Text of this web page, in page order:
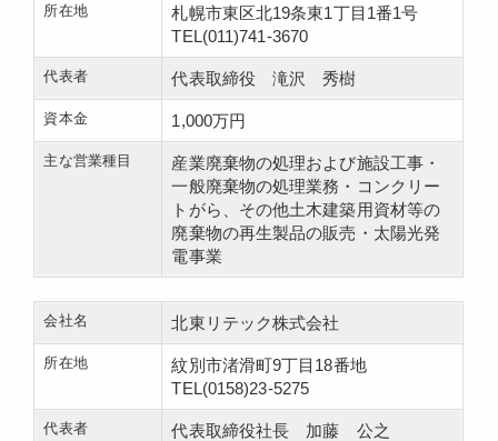
所在地
札幌市東区北19条東1丁目1番1号
TEL(011)741-3670
代表者 代表取締役 滝沢 秀樹
資本金 1,000万円
主な営業種目
産業廃棄物の処理および施設工事・
一般廃棄物の処理業務・コンクリー
トがら、その他土木建築用資材等の
廃棄物の再生製品の販売・太陽光発
電事業
会社名 北東リテック株式会社
所在地
紋別市渚滑町9丁目18番地
TEL(0158)23-5275
代表者 代表取締役社長 加藤 公之